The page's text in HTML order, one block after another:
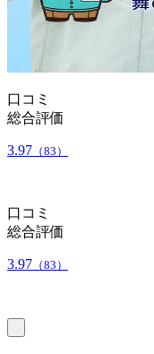
口コミ
総合評価
3.97 （83）
口コミ
総合評価
3.97 （83）